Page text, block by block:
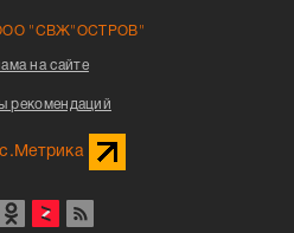
"СВЖ"ОСТРОВ"
на сайте
рекомендаций